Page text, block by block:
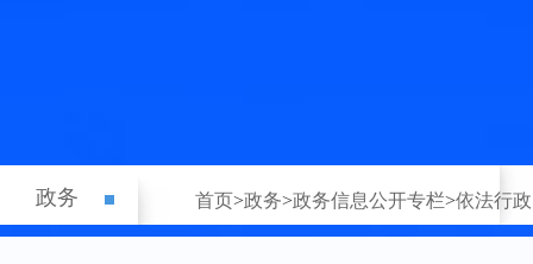
政务 首页>政务>政务信息公开专栏>依法行政